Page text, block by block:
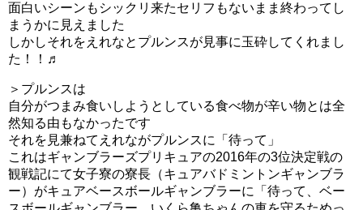
面白いシーンもシックリ来たセリフもないまま終わってし
まうかに見えました
しかしそれをえれなとプルンスが見事に玉砕してくれまし
た！！♬
＞プルンスは
自分がつまみ食いしようとしている食べ物が辛い物とは全
然知る由もなかったです
それを見兼ねてえれながプルンスに「待って」
これはギャンブラーズプリキュアの2016年の3位決定戦の
観戦記にて女子寮の寮長（キュアバドミントンギャンブラ
ー）がキュアベースボールギャンブラーに「待って、ベー